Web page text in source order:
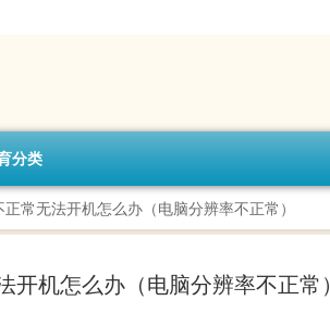
分类
常无法开机怎么办（电脑分辨率不正常）
开机怎么办（电脑分辨率不正常）